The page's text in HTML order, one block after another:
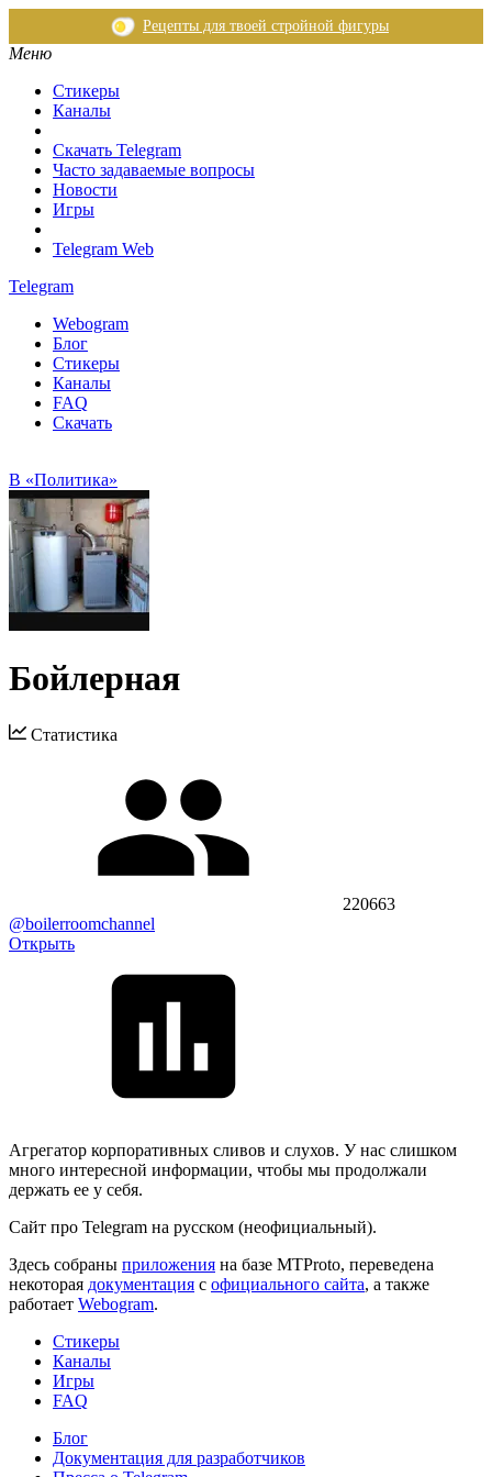
Рецепты для твоей стройной фигуры
Меню
Стикеры
Каналы
Скачать Telegram
Часто задаваемые вопросы
Новости
Игры
Telegram Web
Telegram
Webogram
Блог
Стикеры
Каналы
FAQ
Скачать
В «Политика»
Бойлерная
Статистика
220663
@boilerroomchannel
Открыть
Агрегатор корпоративных сливов и слухов. У нас слишком
много интересной информации, чтобы мы продолжали
держать ее у себя.
Сайт про Telegram на русском (неофициальный).
Здесь собраны приложения на базе MTProto, переведена
некоторая документация с официального сайта, а также
работает Webogram.
Стикеры
Каналы
Игры
FAQ
Блог
Документация для разработчиков